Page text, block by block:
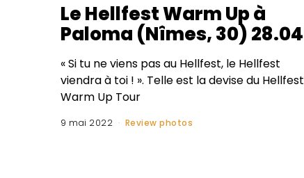
Le Hellfest Warm Up à
Paloma (Nîmes, 30) 28.04
« Si tu ne viens pas au Hellfest, le Hellfest
viendra à toi ! ». Telle est la devise du Hellfest
Warm Up Tour
9 mai 2022 Review photos